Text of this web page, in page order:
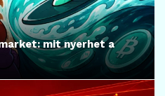
mit nyerhet a